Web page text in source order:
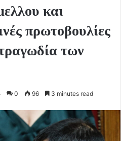
και
πρωτοβουλίες
των
0 96 3 minutes read